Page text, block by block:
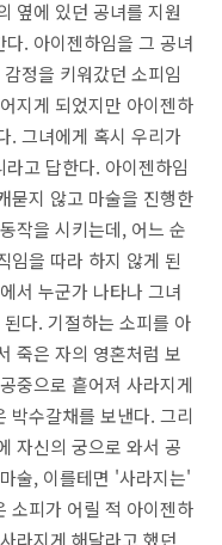
옆에 있던 공녀를 지원
. 아이젠하임을 그 공녀
정을 키워갔던 소피임
지게 되었지만 아이젠하
. 그녀에게 혹시 우리가
고 답한다. 아이젠하임
묻지 않고 마술을 진행한
작을 시키는데, 어느 순
임을 따라 하지 않게 된
서 누군가 나타나 그녀
다. 기절하는 소피를 아
죽은 자의 영혼처럼 보
중으로 흩어져 사라지게
박수갈채를 보낸다. 그리
자신의 궁으로 와서 공
술, 이를테면 '사라지는'
소피가 어릴 적 아이젠하
라지게 해달라고 했던